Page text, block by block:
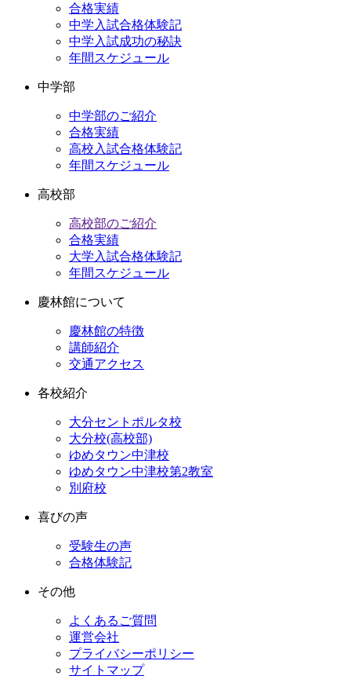
合格実績
中学入試合格体験記
中学入試成功の秘訣
年間スケジュール
中学部
中学部のご紹介
合格実績
高校入試合格体験記
年間スケジュール
高校部
高校部のご紹介
合格実績
大学入試合格体験記
年間スケジュール
慶林館について
慶林館の特徴
講師紹介
交通アクセス
各校紹介
大分セントポルタ校
大分校(高校部)
ゆめタウン中津校
ゆめタウン中津校第2教室
別府校
喜びの声
受験生の声
合格体験記
その他
よくあるご質問
運営会社
プライバシーポリシー
サイトマップ